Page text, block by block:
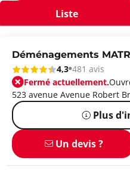
Liste
Déménagements
4,3 481 avis
Fermé actuellement.
523 avenue Avenue Robert
Plus
Un devis ?